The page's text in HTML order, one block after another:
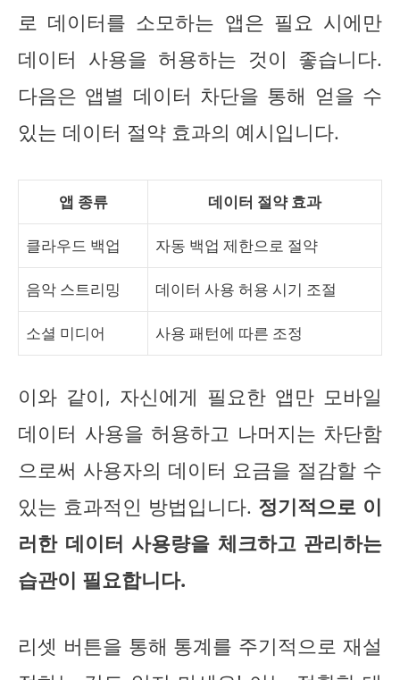
로 데이터를 소모하는 앱은 필요 시에만
데이터 사용을 허용하는 것이 좋습니다.
다음은 앱별 데이터 차단을 통해 얻을 수
있는 데이터 절약 효과의 예시입니다.
앱 종류 데이터 절약 효과
클라우드 백업 자동 백업 제한으로 절약
음악 스트리밍 데이터 사용 허용 시기 조절
소셜 미디어 사용 패턴에 따른 조정
이와 같이, 자신에게 필요한 앱만 모바일
데이터 사용을 허용하고 나머지는 차단함
으로써 사용자의 데이터 요금을 절감할 수
있는 효과적인 방법입니다. 정기적으로 이
러한 데이터 사용량을 체크하고 관리하는
습관이 필요합니다.
리셋 버튼을 통해 통계를 주기적으로 재설